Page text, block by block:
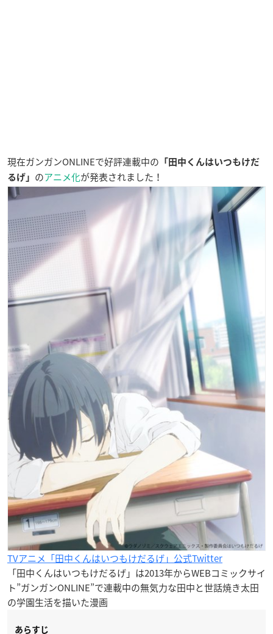
現在ガンガンONLINEで好評連載中の 「田中くんはいつもけだ
るげ」 のアニメ化が発表されました！
TVアニメ「田中くんはいつもけだるげ」公式Twitter
「田中くんはいつもけだるげ」は2013年からWEBコミックサイ
ト”ガンガンONLINE”で連載中の無気力な田中と世話焼き太田
の学園生活を描いた漫画
あらすじ